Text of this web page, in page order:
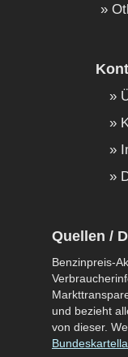
Quellen /
Benzinpreis-
und bezieht
von dieser.